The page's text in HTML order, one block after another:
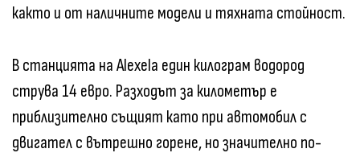
както и от наличните модели и тяхната стойност.
В станцията на Alexela един килограм водород
струва 14 евро. Разходът за километър е
приблизително същият като при автомобил с
двигател с вътрешно горене, но значително по-